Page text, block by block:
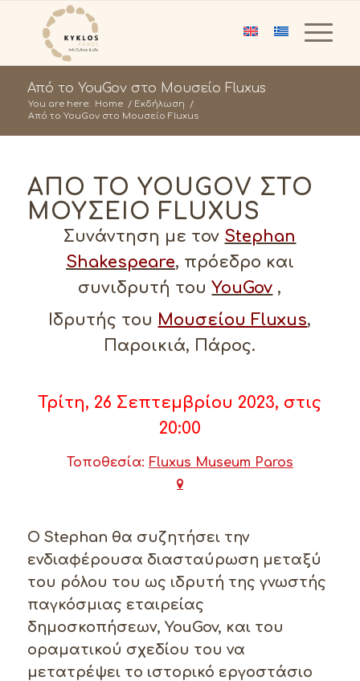
Από το YouGov στο Μουσείο Fluxus
You are here: Home / Εκδήλωση
/
Από το YouGov στο Μουσείο Fluxus
ΑΠΌ ΤΟ YOUGOV ΣΤΟ
ΜΟΥΣΕΊΟ FLUXUS
Συνάντηση με τον Stephan
Shakespeare, πρόεδρο και
συνιδρυτή τουYouGov ,
Ιδρυτής του Μουσείου Fluxus,
Παροικιά, Πάρος.
Τρίτη, 26 Σεπτεμβρίου 2023, στις
20:00
Τοποθεσία: Fluxus Museum Paros
Ο Stephan θα συζητήσει την
ενδιαφέρουσα διασταύρωση μεταξύ
του ρόλου του ως ιδρυτή της γνωστής
παγκόσμιας εταιρείας
δημοσκοπήσεων, YouGov, και του
οραματικού σχεδίου του να
μετατρέψει το ιστορικό εργοστάσιο